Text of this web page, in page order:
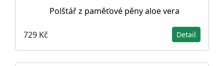
Polštář z paměťové pěny aloe vera
729 Kč Detail